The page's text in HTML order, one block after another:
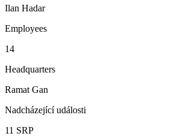
Ilan Hadar
Employees
14
Headquarters
Ramat Gan
Nadcházející události
11 SRP